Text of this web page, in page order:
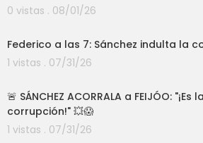
0 vistas . 08/01/26
Federico a las 7: Sánchez indulta la
1 vistas . 07/31/26
🚨 SÁNCHEZ ACORRALA a FEIJÓO:
corrupción!" 💥😱
1 vistas . 07/31/26